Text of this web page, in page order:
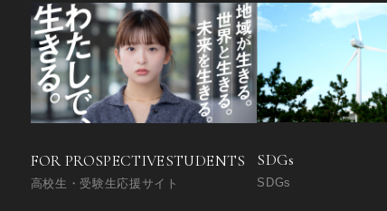
FOR PROSPECTIVESTUDENTS
高校生・受験生応援サイト
SDGs
SDGs